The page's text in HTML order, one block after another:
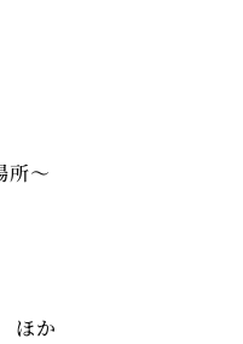
～
か